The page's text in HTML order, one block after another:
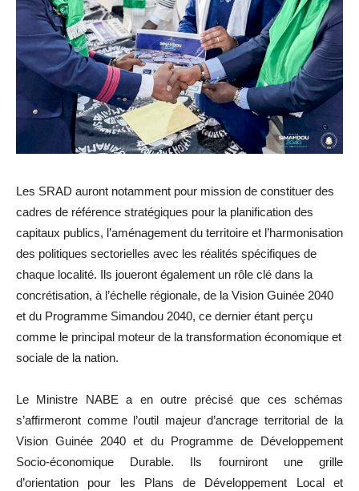
Les SRAD auront notamment pour mission de constituer des
cadres de référence stratégiques pour la planification des
capitaux publics, l’aménagement du territoire et l’harmonisation
des politiques sectorielles avec les réalités spécifiques de
chaque localité. Ils joueront également un rôle clé dans la
concrétisation, à l’échelle régionale, de la Vision Guinée 2040
et du Programme Simandou 2040, ce dernier étant perçu
comme le principal moteur de la transformation économique et
sociale de la nation.
Le Ministre NABE a en outre précisé que ces schémas
s’affirmeront comme l’outil majeur d’ancrage territorial de la
Vision Guinée 2040 et du Programme de Développement
Socio-économique Durable. Ils fourniront une grille
d’orientation pour les Plans de Développement Local et